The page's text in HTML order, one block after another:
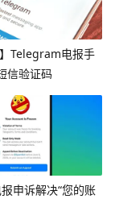
】Telegram电报手
信验证码
申诉解决“您的账